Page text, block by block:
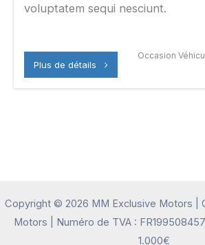
voluptatem sequi nesciunt.
Plus de détails
Occasion
Copyright © 2026 MM Exclusive Motors |
Motors | Numéro de TVA :
1.000€